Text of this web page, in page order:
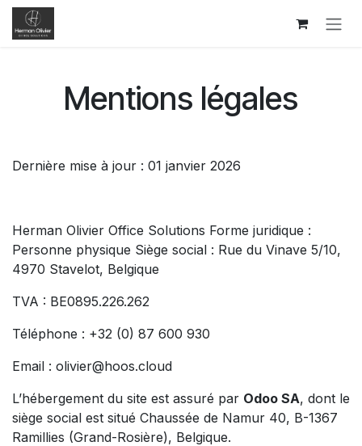
Se rendre au contenu
Mentions légales
Dernière mise à jour : 01 janvier 2026
Herman Olivier Office Solutions Forme juridique :
Personne physique Siège social : Rue du Vinave 5/10,
4970 Stavelot, Belgique
TVA : BE0895.226.262
Téléphone : +32 (0) 87 600 930
Email : olivier@hoos.cloud
L’hébergement du site est assuré par Odoo SA, dont le
siège social est situé Chaussée de Namur 40, B-1367
Ramillies (Grand-Rosière), Belgique.